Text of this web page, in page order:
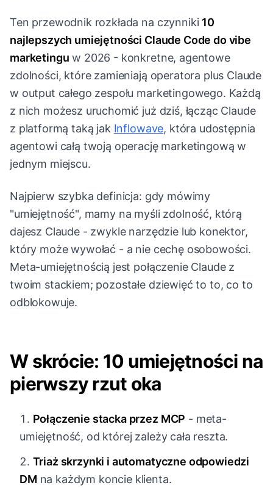
Ten przewodnik rozkłada na czynniki 10
najlepszych umiejętności Claude Code do vibe
marketingu w 2026 - konkretne, agentowe
zdolności, które zamieniają operatora plus Claude
w output całego zespołu marketingowego. Każdą
z nich możesz uruchomić już dziś, łącząc Claude
z platformą taką jak Inflowave, która udostępnia
agentowi całą twoją operację marketingową w
jednym miejscu.
Najpierw szybka definicja: gdy mówimy
"umiejętność", mamy na myśli zdolność, którą
dajesz Claude - zwykle narzędzie lub konektor,
który może wywołać - a nie cechę osobowości.
Meta-umiejętnością jest połączenie Claude z
twoim stackiem; pozostałe dziewięć to to, co to
odblokowuje.
W skrócie: 10 umiejętności na
pierwszy rzut oka
Połączenie stacka przez MCP - meta-
umiejętność, od której zależy cała reszta.
Triaż skrzynki i automatyczne odpowiedzi
DM na każdym koncie klienta.